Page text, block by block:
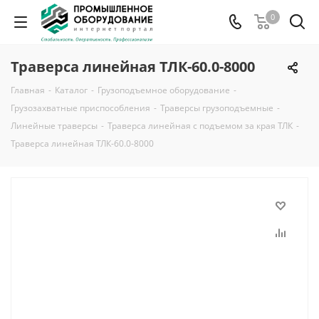
0
Траверса линейная ТЛК-60.0-8000
Главная - Каталог - Грузоподъемное оборудование -
Грузозахватные приспособления - Траверсы грузоподъемные -
Линейные траверсы - Траверса линейная с подъемом за края ТЛК -
Траверса линейная ТЛК-60.0-8000